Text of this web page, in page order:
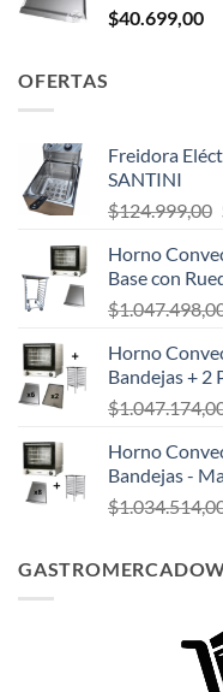
$40.699,00
OFERTAS
Freidora
SANTINI
$124.999,00
Horno
Base con
$
Horno
Bandejas + 2
$
Horno
Bandejas -
$